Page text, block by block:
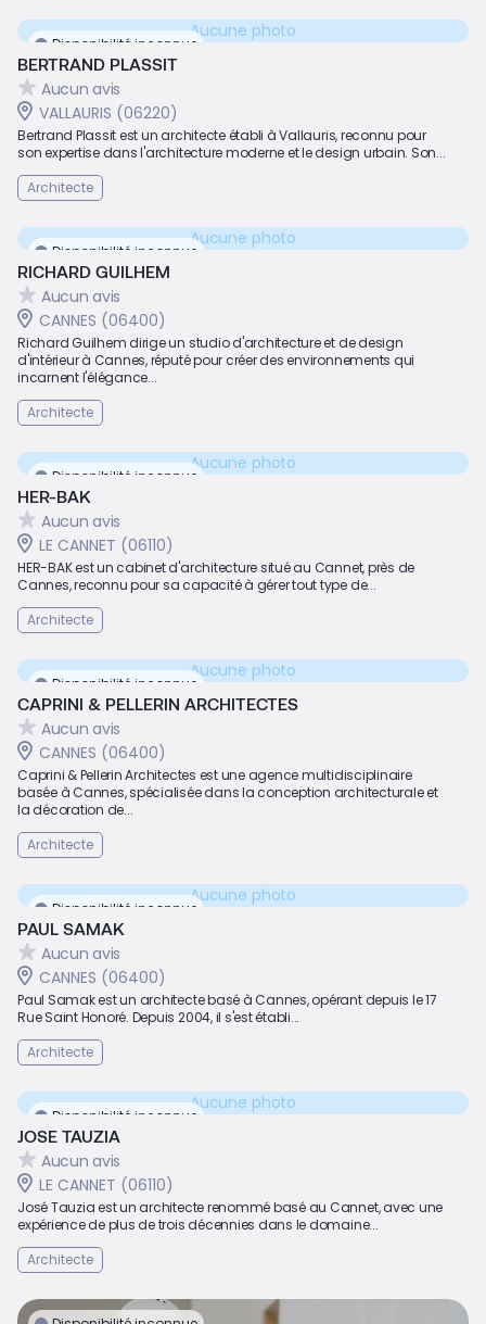
Disponibilité inconnue
Aucune photo
BERTRAND PLASSIT
Aucun avis
VALLAURIS (06220)
Bertrand Plassit est un architecte établi à Vallauris, reconnu pour
son expertise dans l'architecture moderne et le design urbain. Son...
Architecte
Disponibilité inconnue
Aucune photo
RICHARD GUILHEM
Aucun avis
CANNES (06400)
Richard Guilhem dirige un studio d'architecture et de design
d'intérieur à Cannes, réputé pour créer des environnements qui
incarnent l'élégance...
Architecte
Disponibilité inconnue
Aucune photo
HER-BAK
Aucun avis
LE CANNET (06110)
HER-BAK est un cabinet d'architecture situé au Cannet, près de
Cannes, reconnu pour sa capacité à gérer tout type de...
Architecte
Disponibilité inconnue
Aucune photo
CAPRINI & PELLERIN ARCHITECTES
Aucun avis
CANNES (06400)
Caprini & Pellerin Architectes est une agence multidisciplinaire
basée à Cannes, spécialisée dans la conception architecturale et
la décoration de...
Architecte
Disponibilité inconnue
Aucune photo
PAUL SAMAK
Aucun avis
CANNES (06400)
Paul Samak est un architecte basé à Cannes, opérant depuis le 17
Rue Saint Honoré. Depuis 2004, il s'est établi...
Architecte
Disponibilité inconnue
Aucune photo
JOSE TAUZIA
Aucun avis
LE CANNET (06110)
José Tauzia est un architecte renommé basé au Cannet, avec une
expérience de plus de trois décennies dans le domaine...
Architecte